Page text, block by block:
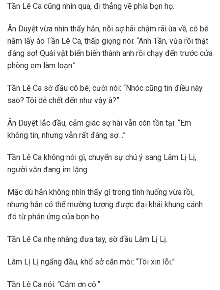
Tần Lê Ca cũng nhìn qua, đi thẳng về phía bọn họ.
Ân Duyệt vừa nhìn thấy hắn, nỗi sợ hãi chậm rãi ùa về, cô bé
nắm lấy áo Tần Lê Ca, thấp giọng nói: “Anh Tần, vừa rồi thật
đáng sợ! Quái vật biển biến thành anh rồi chạy đến trước cửa
phòng em làm loạn.’’
Tần Lê Ca sờ đầu cô bé, cười nói: “Nhóc cũng tin điều này
sao? Tôi dễ chết đến như vậy à?”
Ân Duyệt lắc đầu, cảm giác sợ hãi vẫn còn tồn tại: “Em
không tin, nhưng vẫn rất đáng sợ…”
Tần Lê Ca không nói gì, chuyển sự chú ý sang Lâm Lị Lị,
người vẫn đang im lặng.
Mặc dù hắn không nhìn thấy gì trong tình huống vừa rồi,
nhưng hắn có thể mường tượng được đại khái khung cảnh
đó từ phản ứng của bọn họ.
Tần Lê Ca nhẹ nhàng đưa tay, sờ đầu Lâm Lị Lị.
Lâm Lị Lị ngẩng đầu, khổ sở cắn môi: “Tôi xin lỗi.”
Tần Lê Ca nói: “Cảm ơn cô.”